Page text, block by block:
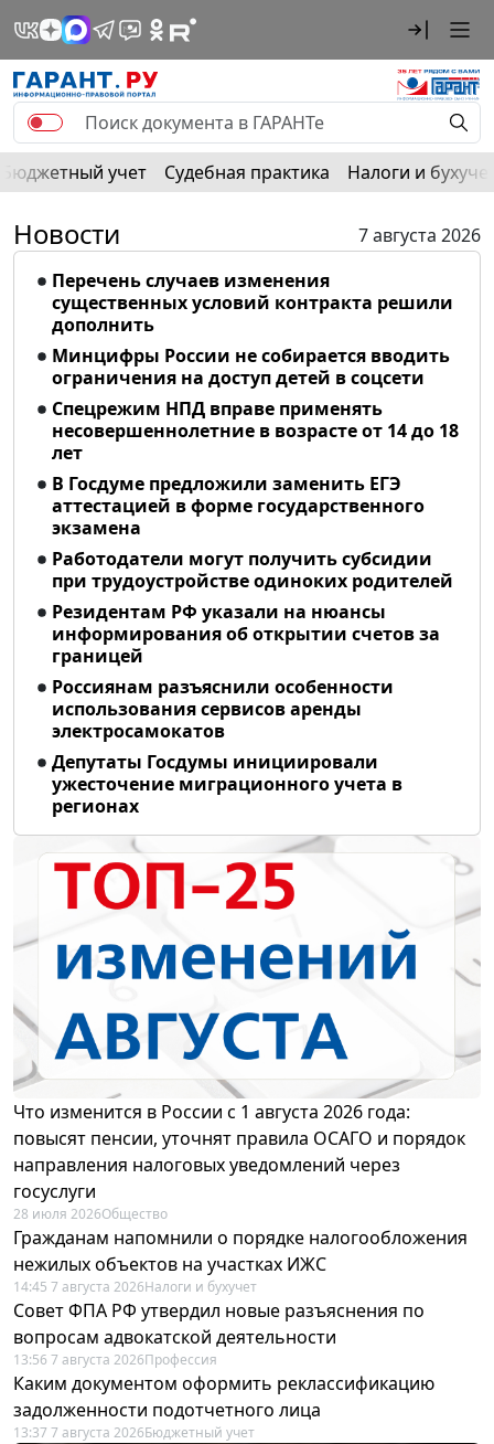
Бюджетный учет Судебная практика Налоги и
Новости
7 августа 2026
Перечень случаев изменения
существенных условий контракта решили
дополнить
Минцифры России не собирается вводить
ограничения на доступ детей в соцсети
Спецрежим НПД вправе применять
несовершеннолетние в возрасте от 14 до 18
лет
В Госдуме предложили заменить ЕГЭ
аттестацией в форме государственного
экзамена
Работодатели могут получить субсидии
при трудоустройстве одиноких родителей
Резидентам РФ указали на нюансы
информирования об открытии счетов за
границей
Россиянам разъяснили особенности
использования сервисов аренды
электросамокатов
Депутаты Госдумы инициировали
ужесточение миграционного учета в
регионах
Что изменится в России с 1 августа 2026 года:
повысят пенсии, уточнят правила ОСАГО и порядок
направления налоговых уведомлений через
госуслуги
28 июля 2026Общество
Гражданам напомнили о порядке налогообложения
нежилых объектов на участках ИЖС
14:45 7 августа 2026Налоги и бухучет
Совет ФПА РФ утвердил новые разъяснения по
вопросам адвокатской деятельности
13:56 7 августа 2026Профессия
Каким документом оформить реклассификацию
задолженности подотчетного лица
13:37 7 августа 2026Бюджетный учет